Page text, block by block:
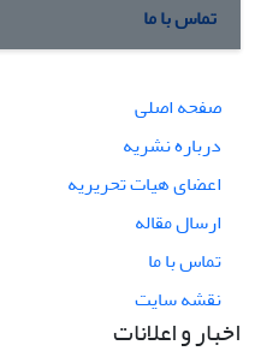
تماس با ما
صفحه اصلی
درباره نشریه
اعضای هیات تحریریه
ارسال مقاله
تماس با ما
نقشه سایت
اخبار و اعلانات